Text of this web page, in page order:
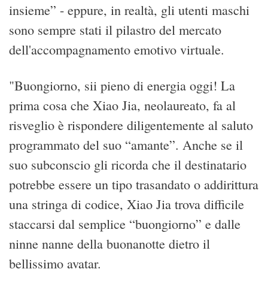
insieme” - eppure, in realtà, gli utenti maschi
sono sempre stati il pilastro del mercato
dell'accompagnamento emotivo virtuale.
"Buongiorno, sii pieno di energia oggi! La
prima cosa che Xiao Jia, neolaureato, fa al
risveglio è rispondere diligentemente al saluto
programmato del suo “amante”. Anche se il
suo subconscio gli ricorda che il destinatario
potrebbe essere un tipo trasandato o addirittura
una stringa di codice, Xiao Jia trova difficile
staccarsi dal semplice “buongiorno” e dalle
ninne nanne della buonanotte dietro il
bellissimo avatar.